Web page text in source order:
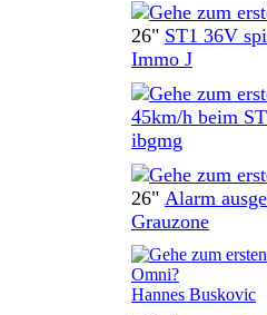
26" ST1 36V
Immo J
0 Bewertung(en) - 0 von 5
45km/h beim
ibgmg
0 Bewertung(en) - 0 von 5
26" Alarm
Grauzone
0 Bewertung(en) - 0 von 5
Omni?
Hannes Buskovic
0 Bewertung(en) - 0 von 5